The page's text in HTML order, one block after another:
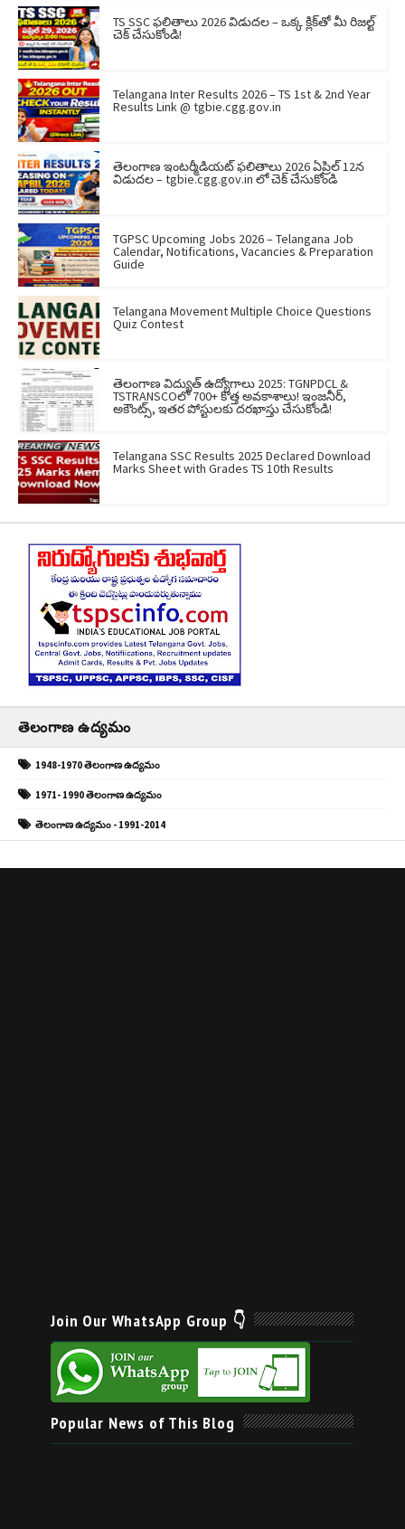
TS SSC ఫలితాలు 2026 విడుదల – ఒక్క క్లిక్‌తో మీ రిజల్ట్
చెక్ చేసుకోండి!
Telangana Inter Results 2026 – TS 1st & 2nd Year
Results Link @ tgbie.cgg.gov.in
తెలంగాణ ఇంటర్మీడియట్ ఫలితాలు 2026 ఏప్రిల్ 12న
విడుదల – tgbie.cgg.gov.in లో చెక్ చేసుకోండి
TGPSC Upcoming Jobs 2026 – Telangana Job
Calendar, Notifications, Vacancies & Preparation
Guide
Telangana Movement Multiple Choice Questions
Quiz Contest
తెలంగాణ విద్యుత్ ఉద్యోగాలు 2025: TGNPDCL &
TSTRANSCOలో 700+ కొత్త అవకాశాలు! ఇంజనీర్,
అకౌంట్స్, ఇతర పోస్టులకు దరఖాస్తు చేసుకోండి!
Telangana SSC Results 2025 Declared Download
Marks Sheet with Grades TS 10th Results
తెలంగాణ ఉద్యమం
1948-1970 తెలంగాణ ఉద్యమం
1971- 1990 తెలంగాణ ఉద్యమం
తెలంగాణ ఉద్యమం - 1991-2014
Join Our WhatsApp Group 👇
Popular News of This Blog